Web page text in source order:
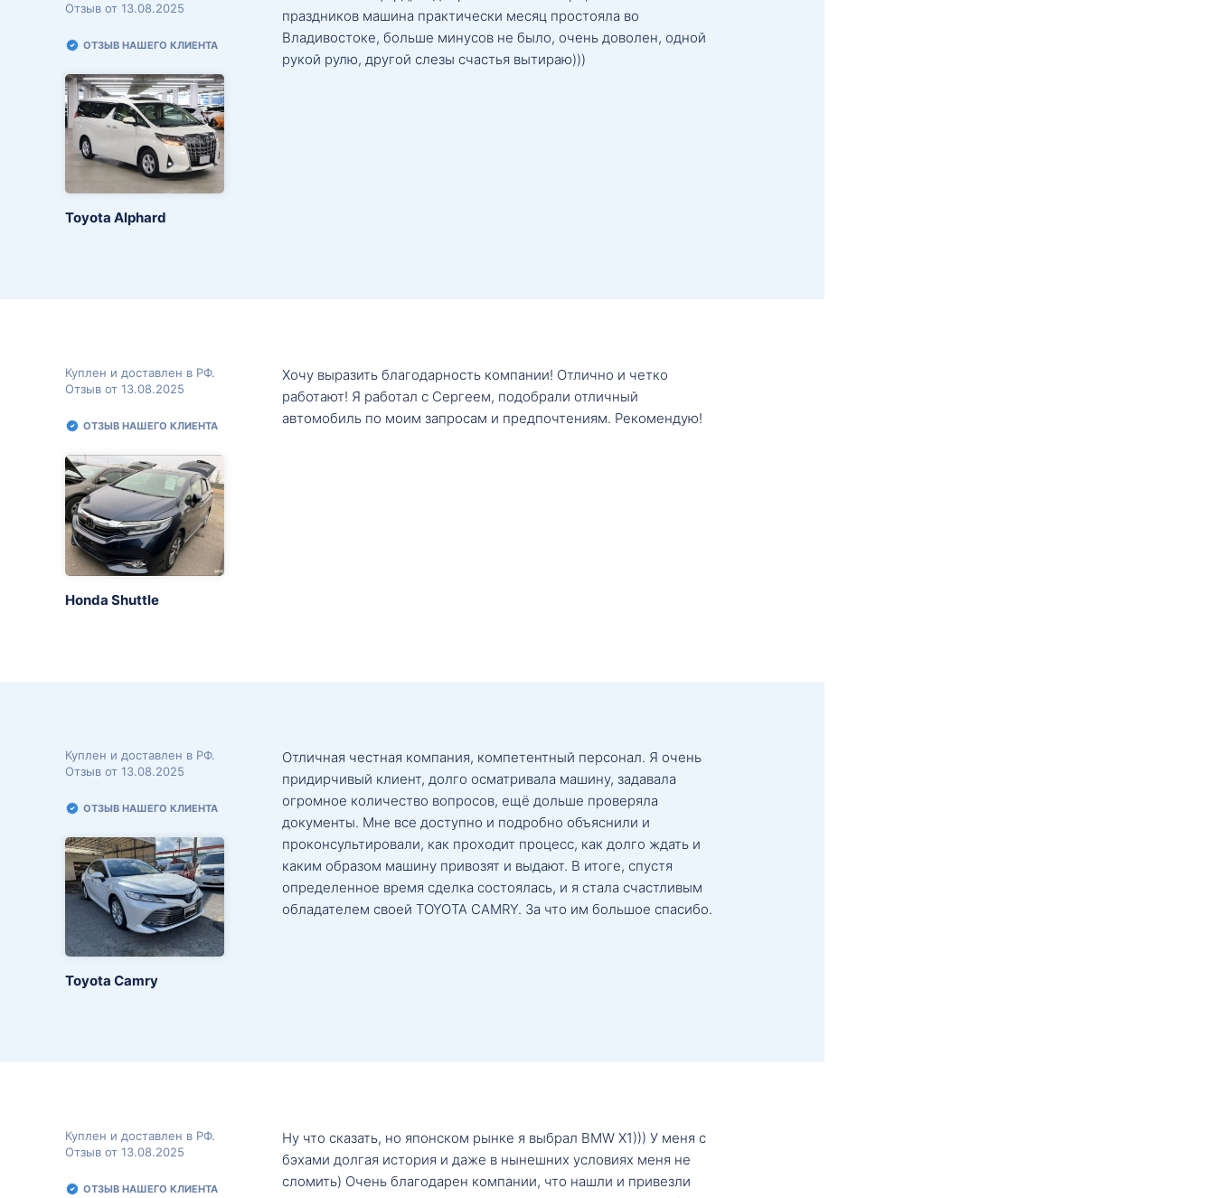
Отзыв от 13.08.2025
ОТЗЫВ НАШЕГО КЛИЕНТА
Toyota Alphard
праздников машина практически месяц простояла во
Владивостоке, больше минусов не было, очень доволен, одной
рукой рулю, другой слезы счастья вытираю)))
Куплен и доставлен в РФ.
Отзыв от 13.08.2025
ОТЗЫВ НАШЕГО КЛИЕНТА
Honda Shuttle
Хочу выразить благодарность компании! Отлично и четко
работают! Я работал с Сергеем, подобрали отличный
автомобиль по моим запросам и предпочтениям. Рекомендую!
Куплен и доставлен в РФ.
Отзыв от 13.08.2025
ОТЗЫВ НАШЕГО КЛИЕНТА
Toyota Camry
Отличная честная компания, компетентный персонал. Я очень
придирчивый клиент, долго осматривала машину, задавала
огромное количество вопросов, ещё дольше проверяла
документы. Мне все доступно и подробно объяснили и
проконсультировали, как проходит процесс, как долго ждать и
каким образом машину привозят и выдают. В итоге, спустя
определенное время сделка состоялась, и я стала счастливым
обладателем своей TOYOTA CAMRY. За что им большое спасибо.
Куплен и доставлен в РФ.
Отзыв от 13.08.2025
ОТЗЫВ НАШЕГО КЛИЕНТА
Ну что сказать, но японском рынке я выбрал BMW X1))) У меня с
бэхами долгая история и даже в нынешних условиях меня не
сломить) Очень благодарен компании, что нашли и привезли